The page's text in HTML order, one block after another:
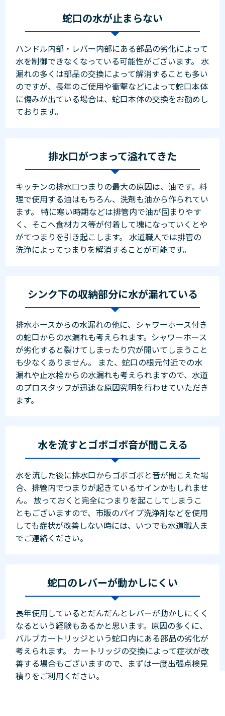
蛇口の水が止まらない
ハンドル内部・レバー内部にある部品の劣化によって
水を制御できなくなっている可能性がございます。 水
漏れの多くは部品の交換によって解消することも多い
のですが、長年のご使用や衝撃などによって蛇口本体
に傷みが出ている場合は、蛇口本体の交換をお勧めし
ております。
排水口がつまって溢れてきた
キッチンの排水口つまりの最大の原因は、油です。料
理で使用する油はもちろん、洗剤も油から作られてい
ます。 特に寒い時期などは排管内で油が固まりやす
く、そこへ食材カス等が付着して塊になっていくとや
がてつまりを引き起こします。 水道職人では排管の
洗浄によってつまりを解消することが可能です。
シンク下の収納部分に水が漏れている
排水ホースからの水漏れの他に、シャワーホース付き
の蛇口からの水漏れも考えられます。シャワーホース
が劣化すると裂けてしまったり穴が開いてしまうこと
も少なくありません。 また、蛇口の根元付近での水
漏れや止水栓からの水漏れも考えられますので、水道
のプロスタッフが迅速な原因究明を行わせていただき
ます。
水を流すとゴボゴボ音が聞こえる
水を流した後に排水口からゴボゴボと音が聞こえた場
合、排管内でつまりが起きているサインかもしれませ
ん。 放っておくと完全につまりを起こしてしまうこ
ともございますので、市販のパイプ洗浄剤などを使用
しても症状が改善しない時には、いつでも水道職人ま
でご連絡ください。
蛇口のレバーが動かしにくい
長年使用しているとだんだんとレバーが動かしにくく
なるという経験もあるかと思います。原因の多くに、
バルブカートリッジという蛇口内にある部品の劣化が
考えられます。 カートリッジの交換によって症状が改
善する場合もございますので、まずは一度出張点検見
積りをご利用ください。